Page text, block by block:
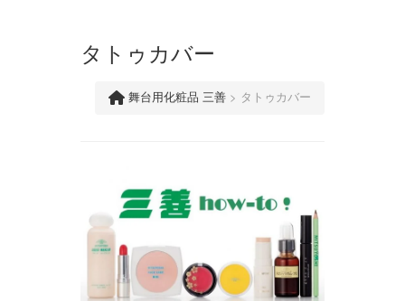
タトゥカバー
舞台用化粧品 三善 > タトゥカバー